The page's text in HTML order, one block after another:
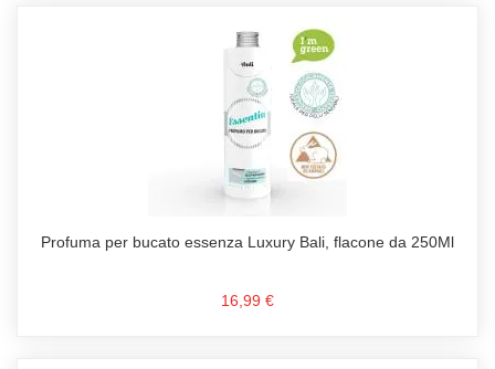
Profuma per bucato essenza Luxury Bali, flacone da 250Ml
16,99 €